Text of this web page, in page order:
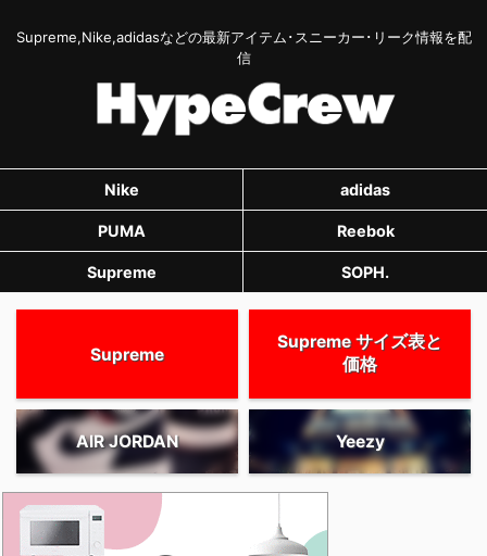
Supreme,Nike,adidasなどの最新アイテム･スニーカー･リーク情報を配
信
Nike adidas
PUMA Reebok
Supreme SOPH.
Supreme
Supreme サイズ表と
価格
AIR JORDAN Yeezy